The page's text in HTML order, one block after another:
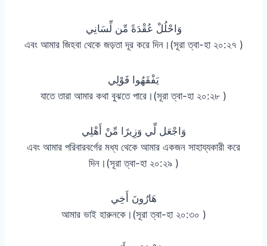
وَاحْلُلْ عُقْدَةً مِّن لِّسَانِي
এবং আমার জিহবা থেকে জড়তা দূর করে দিন।(সূরা ত্বা-হা ২০:২৭ )
يَفْقَهُوا قَوْلِي
যাতে তারা আমার কথা বুঝতে পারে।(সূরা ত্বা-হা ২০:২৮ )
وَاجْعَل لِّي وَزِيرًا مِّنْ أَهْلِي
এবং আমার পরিবারবর্গের মধ্য থেকে আমার একজন সাহায্যকারী করে
দিন।(সূরা ত্বা-হা ২০:২৯ )
هَارُونَ أَخِي
আমার ভাই হারুনকে।(সূরা ত্বা-হা ২০:৩০ )